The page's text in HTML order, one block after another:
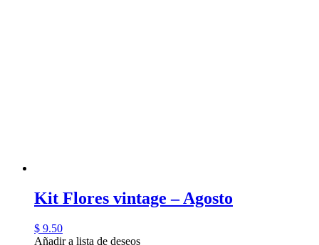
Kit Flores vintage – Agosto
$ 9.50
Añadir a lista de deseos